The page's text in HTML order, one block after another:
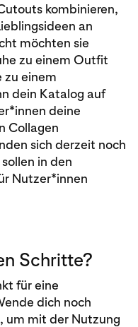
kombinieren,
an
möchten sie
zu einem Outfit
zu einem
dein Katalog auf
deine
Collagen
sich derzeit noch
in den
Nutzer*innen
Schritte?
für eine
dich noch
um mit der Nutzung